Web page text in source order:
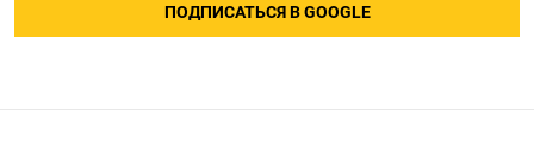
ПОДПИСАТЬСЯ В GOOGLE